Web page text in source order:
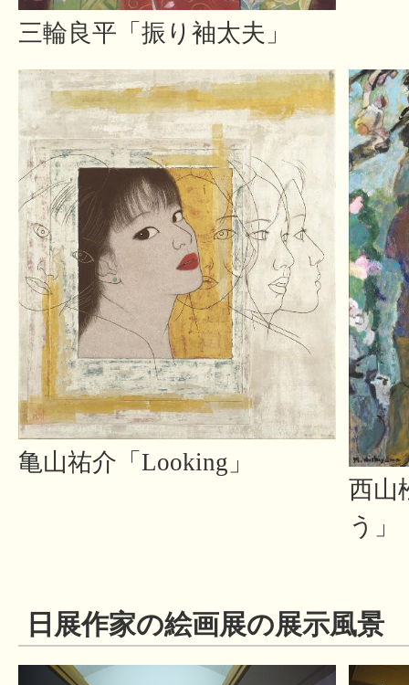
三輪良平「振り袖太夫」
亀山祐介「Looking」
西山
う」
日展作家の絵画展の展示風景